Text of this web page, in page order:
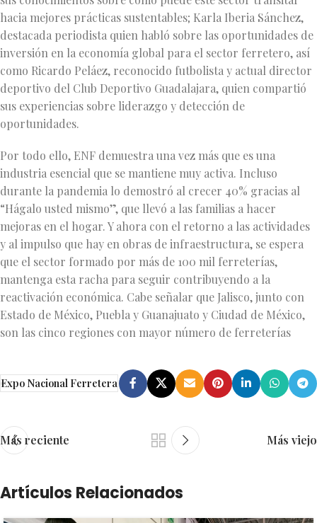
hacia mejores prácticas sustentables; Karla Iberia Sánchez,
destacada periodista quien habló sobre las oportunidades de
inversión en la economía global para el sector ferretero, así
como Ricardo Peláez, reconocido futbolista y actual director
deportivo del Club Deportivo Guadalajara, quien compartió
sus experiencias sobre liderazgo y detección de
oportunidades.
Por todo ello, ENF demuestra una vez más que es una
industria esencial que se mantiene muy activa. Incluso
durante la pandemia lo demostró al crecer 40% gracias al
“Hágalo usted mismo”, que llevó a las familias a hacer
mejoras en el hogar. Y ahora con el retorno a las actividades
y al impulso que hay en obras de infraestructura, se espera
que el sector formado por más de 100 mil ferreterías,
mantenga esta racha para seguir contribuyendo a la
reactivación económica. Cabe señalar que Jalisco, junto con
Estado de México, Puebla y Guanajuato y Ciudad de México,
son las cinco regiones con mayor número de ferreterías
Expo Nacional Ferretera
Más reciente Más viejo
Artículos Relacionados